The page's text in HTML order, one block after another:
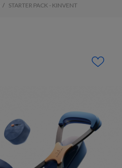
STARTER PACK - KINVENT